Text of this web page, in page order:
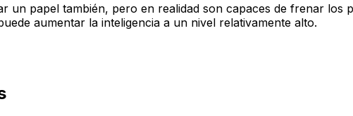
un papel también, pero en realidad son capaces de frenar
aumentar la inteligencia a un nivel relativamente alto.